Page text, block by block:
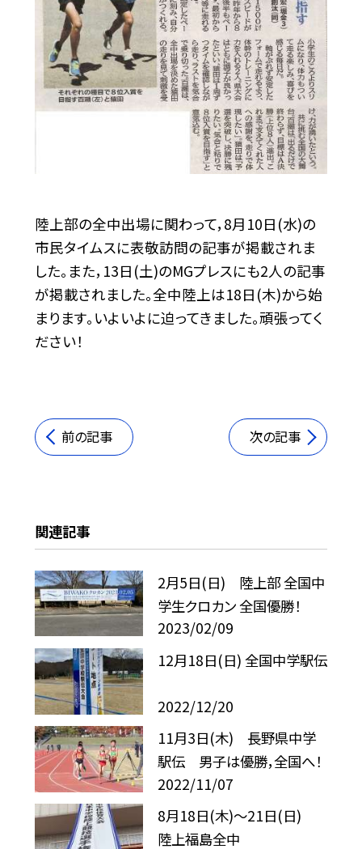
陸上部の全中出場に関わって，8月10日(水)の
市民タイムスに表敬訪問の記事が掲載されま
した。また，13日(土)のMGプレスにも2人の記事
が掲載されました。全中陸上は18日(木)から始
まります。いよいよに迫ってきました。頑張ってく
ださい！
前の記事 次の記事
関連記事
2月5日(日) 陸上部 全国中
学生クロカン 全国優勝！
2023/02/09
12月18日(日) 全国中学駅伝
2022/12/20
11月3日(木) 長野県中学
駅伝 男子は優勝，全国へ！
2022/11/07
8月18日(木)〜21日(日)
陸上福島全中